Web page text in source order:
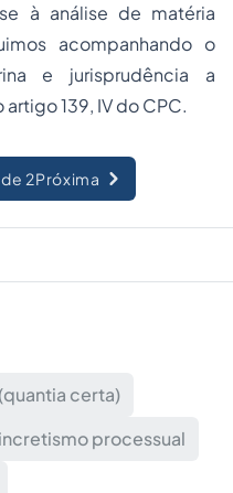
à análise de matéria
acompanhando o
e jurisprudência a
139, IV do CPC.
2Próxima
certa)
processual